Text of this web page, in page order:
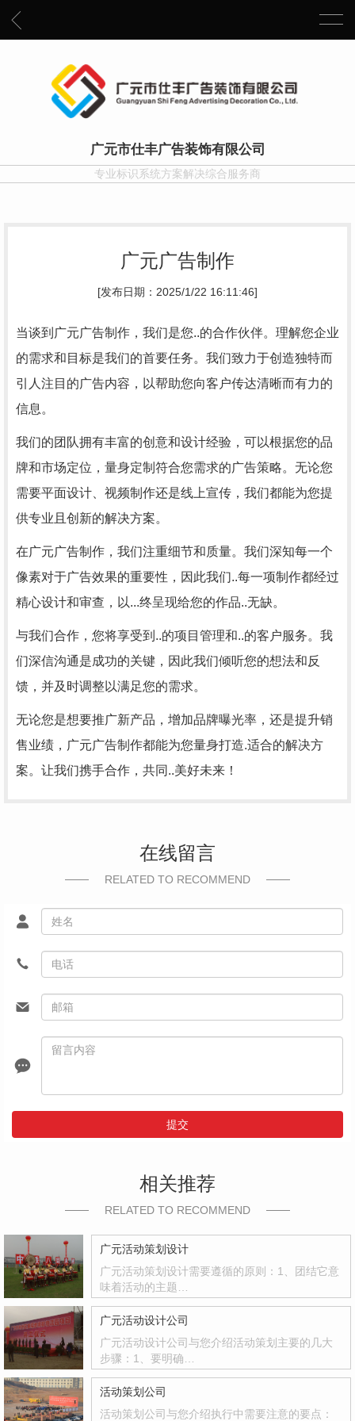
广元市仕丰广告装饰有限公司
专业标识系统方案解决综合服务商
广元广告制作
[发布日期：2025/1/22 16:11:46]
当谈到广元广告制作，我们是您..的合作伙伴。理解您企业
的需求和目标是我们的首要任务。我们致力于创造独特而
引人注目的广告内容，以帮助您向客户传达清晰而有力的
信息。
我们的团队拥有丰富的创意和设计经验，可以根据您的品
牌和市场定位，量身定制符合您需求的广告策略。无论您
需要平面设计、视频制作还是线上宣传，我们都能为您提
供专业且创新的解决方案。
在广元广告制作，我们注重细节和质量。我们深知每一个
像素对于广告效果的重要性，因此我们..每一项制作都经过
精心设计和审查，以...终呈现给您的作品..无缺。
与我们合作，您将享受到..的项目管理和..的客户服务。我
们深信沟通是成功的关键，因此我们倾听您的想法和反
馈，并及时调整以满足您的需求。
无论您是想要推广新产品，增加品牌曝光率，还是提升销
售业绩，广元广告制作都能为您量身打造.适合的解决方
案。让我们携手合作，共同..美好未来！
在线留言
RELATED TO RECOMMEND
提交
相关推荐
RELATED TO RECOMMEND
广元活动策划设计
广元活动策划设计需要遵循的原则：1、团结它意
味着活动的主题…
广元活动设计公司
广元活动设计公司与您介绍活动策划主要的几大
步骤：1、要明确…
活动策划公司
活动策划公司与您介绍执行中需要注意的要点：